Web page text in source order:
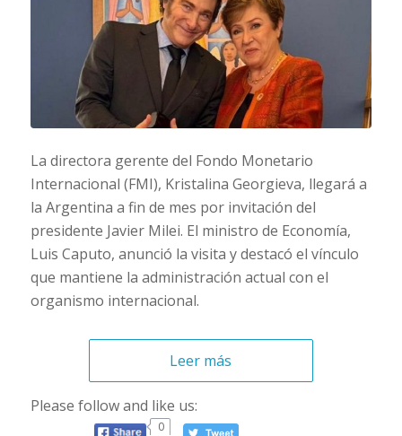
La directora gerente del Fondo Monetario
Internacional (FMI), Kristalina Georgieva, llegará a
la Argentina a fin de mes por invitación del
presidente Javier Milei. El ministro de Economía,
Luis Caputo, anunció la visita y destacó el vínculo
que mantiene la administración actual con el
organismo internacional.
Leer más
Please follow and like us:
0